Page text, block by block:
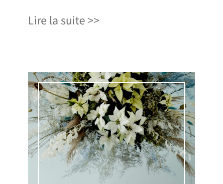
Lire la suite